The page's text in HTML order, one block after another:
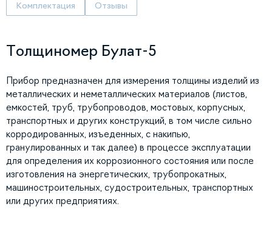
Комплектация Отзывы
Толщиномер Булат-5
Прибор предназначен для измерения толщины изделий из
металлических и неметаллических материалов (листов,
емкостей, труб, трубопроводов, мостовых, корпусных,
транспортных и других конструкций, в том числе сильно
корродированных, изъеденных, с накипью,
гранулированных и так далее) в процессе эксплуатации
для определения их коррозионного состояния или после
изготовления на энергетических, трубопрокатных,
машиностроительных, судостроительных, транспортных
или других предприятиях.